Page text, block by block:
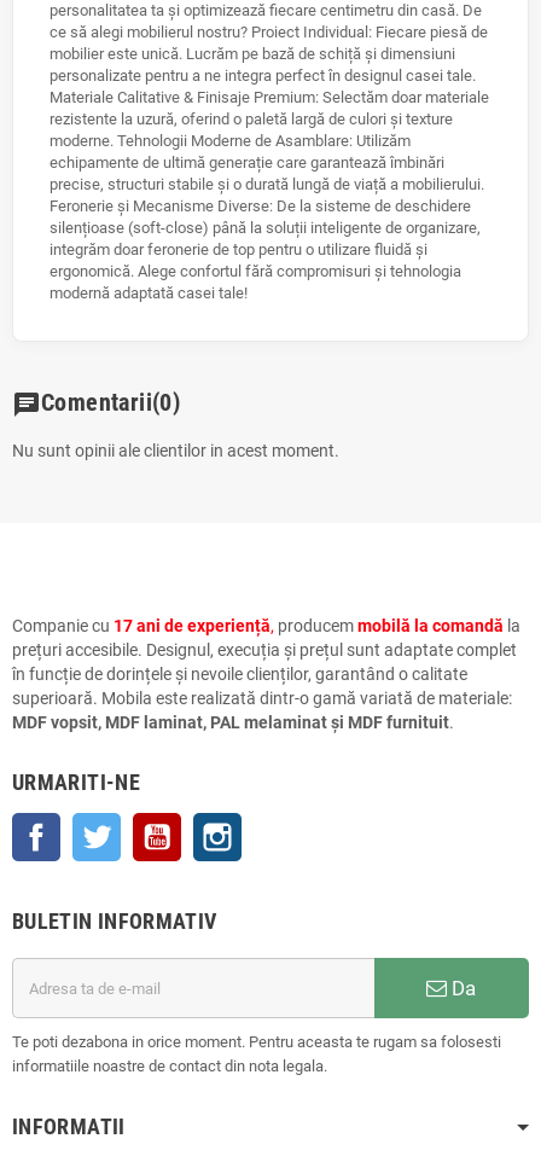
personalitatea ta și optimizează fiecare centimetru din casă. De
ce să alegi mobilierul nostru? Proiect Individual: Fiecare piesă de
mobilier este unică. Lucrăm pe bază de schiță și dimensiuni
personalizate pentru a ne integra perfect în designul casei tale.
Materiale Calitative & Finisaje Premium: Selectăm doar materiale
rezistente la uzură, oferind o paletă largă de culori și texture
moderne. Tehnologii Moderne de Asamblare: Utilizăm
echipamente de ultimă generație care garantează îmbinări
precise, structuri stabile și o durată lungă de viață a mobilierului.
Feronerie și Mecanisme Diverse: De la sisteme de deschidere
silențioase (soft-close) până la soluții inteligente de organizare,
integrăm doar feronerie de top pentru o utilizare fluidă și
ergonomică. Alege confortul fără compromisuri și tehnologia
modernă adaptată casei tale!
chatComentarii(0)
Nu sunt opinii ale clientilor in acest moment.
Companie cu 17 ani de experiență, producemmobilă la comandă la
prețuri accesibile. Designul, execuția și prețul sunt adaptate complet
în funcție de dorințele și nevoile clienților, garantând o calitate
superioară. Mobila este realizată dintr-o gamă variată de materiale:
MDF vopsit, MDF laminat, PAL melaminat și MDF furnituit.
URMARITI-NE
Facebook Twitter YouTube
BULETIN INFORMATIV
Da
Te poti dezabona in orice moment. Pentru aceasta te rugam sa folosesti
informatiile noastre de contact din nota legala.
INFORMATII